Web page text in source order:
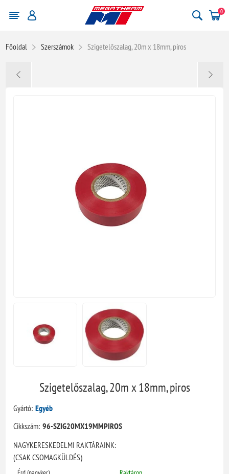
0
Főoldal Szerszámok Szigetelőszalag, 20m x 18mm, piros
Szigetelőszalag, 20m x 18mm, piros
Gyártó: Egyéb
Cikkszám: 96-SZIG20MX19MMPIROS
NAGYKERESKEDELMI RAKTÁRAINK:
(CSAK CSOMAGKÜLDÉS)